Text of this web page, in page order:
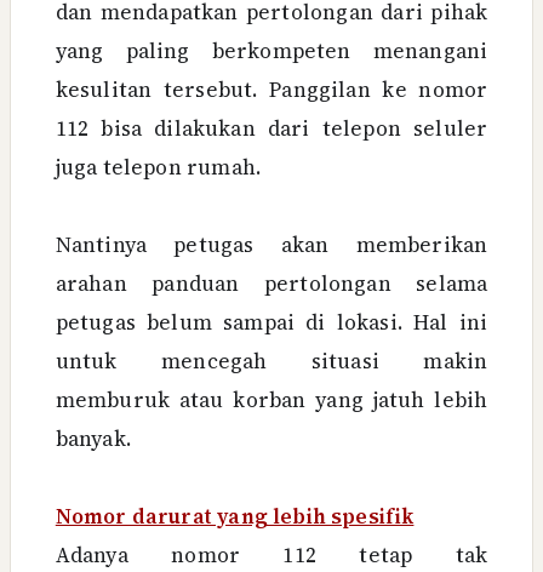
dan mendapatkan pertolongan dari pihak
yang paling berkompeten menangani
kesulitan tersebut. Panggilan ke nomor
112 bisa dilakukan dari telepon seluler
juga telepon rumah.
Nantinya petugas akan memberikan
arahan panduan pertolongan selama
petugas belum sampai di lokasi. Hal ini
untuk mencegah situasi makin
memburuk atau korban yang jatuh lebih
banyak.
Nomor darurat yang lebih spesifik
Adanya nomor 112 tetap tak